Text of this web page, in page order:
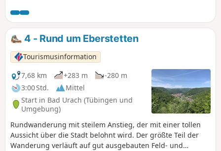
Schatten. Die Wege sind auch bei feuchter Witterung
bequem zu begehen und größere Steigungen gilt es nicht
zu überwinden.
4 - Rund um Eberstetten
Tourismusinformation
7,68 km
+283 m
-280 m
3:00 Std.
Mittel
Start in Bad Urach (Tübingen und
Umgebung)
Rundwanderung mit steilem Anstieg, der mit einer tollen
Aussicht über die Stadt belohnt wird. Der größte Teil der
Wanderung verläuft auf gut ausgebauten Feld- und